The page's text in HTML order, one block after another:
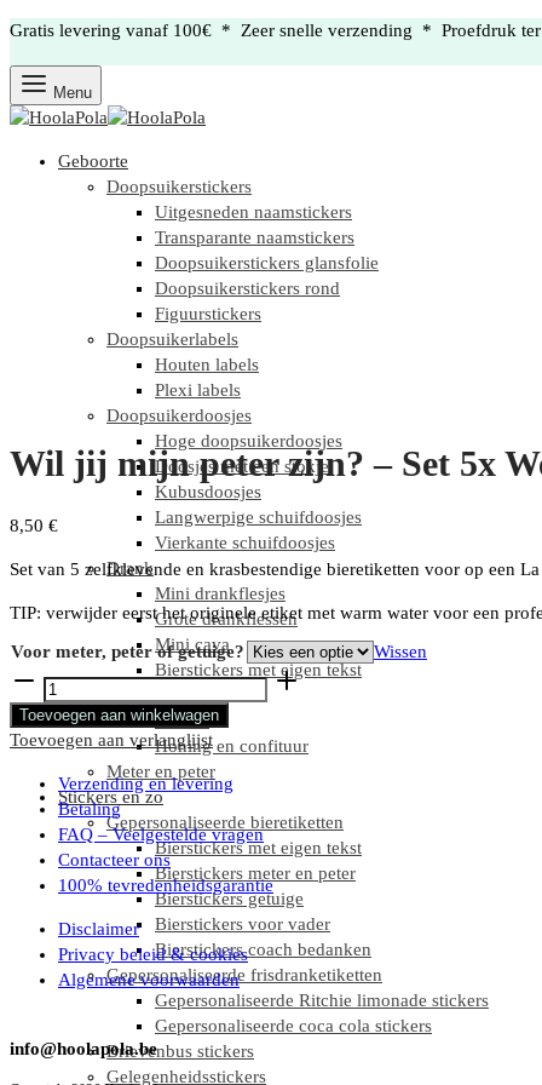
Gratis levering vanaf 100€ * Zeer snelle verzending * Proefdruk
Menu
Geboorte
Doopsuikerstickers
Uitgesneden naamstickers
Transparante naamstickers
Doopsuikerstickers glansfolie
Doopsuikerstickers rond
Figuurstickers
Doopsuikerlabels
Houten labels
Plexi labels
Doopsuikerdoosjes
Hoge doopsuikerdoosjes
Doosjes met een stokje
Kubusdoosjes
Langwerpige schuifdoosjes
Vierkante schuifdoosjes
Drank
Mini drankflesjes
Grote drankflessen
Mini cava
Bierstickers met eigen tekst
Nutella
Honing en confituur
Meter en peter
Stickers en zo
Gepersonaliseerde bieretiketten
Bierstickers met eigen tekst
Bierstickers meter en peter
Bierstickers getuige
Bierstickers voor vader
Bierstickers coach bedanken
Gepersonaliseerde frisdranketiketten
Gepersonaliseerde Ritchie limonade stickers
Gepersonaliseerde coca cola stickers
Brievenbus stickers
Gelegenheidsstickers
Wil jij mijn peter zijn? – Set 5x
8,50 €
Set van 5 zelfklevende en krasbestendige bieretiketten voor op een
TIP: verwijder eerst het originele etiket met warm water voor een
Voor meter, peter of getuige?
Wissen
Wil
jij
mijn
peter
zijn?
-
Set
5x
Westmalle
33
cl
aantal
Toevoegen aan winkelwagen
Toevoegen aan verlanglijst
Verzending en levering
Betaling
FAQ – Veelgestelde vragen
Contacteer ons
100% tevredenheidsgarantie
Disclaimer
Privacy beleid & cookies
Algemene voorwaarden
info@hoolapola.be